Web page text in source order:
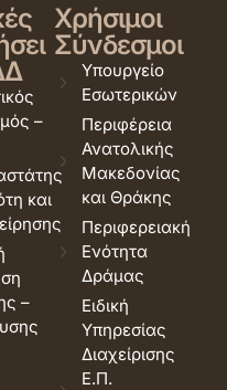
–
και
–
Χρήσιμοι
Σύνδεσμοι
Υπουργείο
Εσωτερικών
Περιφέρεια
Ανατολικής
Μακεδονίας
και Θράκης
Περιφερειακή
Ενότητα
Δράμας
Ειδική
Υπηρεσίας
Διαχείρισης
Ε.Π.